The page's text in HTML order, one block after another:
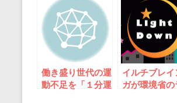
働き盛り世代の運
動不足を「１分運
イルチブレイ
ガが環境省の